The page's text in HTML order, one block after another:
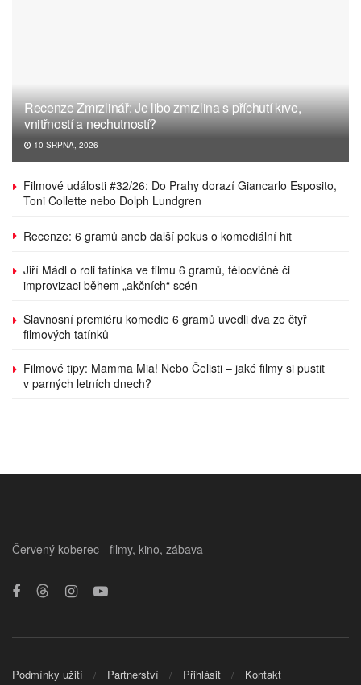
Recenze Zmrzlinář: Je libo zmrzlina s příchutí krve,
vnitřností a nechutností?
10 SRPNA, 2026
Filmové události #32/26: Do Prahy dorazí Giancarlo Esposito,
Toni Collette nebo Dolph Lundgren
Recenze: 6 gramů aneb další pokus o komediální hit
Jiří Mádl o roli tatínka ve filmu 6 gramů, tělocvičně či
improvizaci během „akčních“ scén
Slavnosní premiéru komedie 6 gramů uvedli dva ze čtyř
filmových tatínků
Filmové tipy: Mamma Mia! Nebo Čelisti – jaké filmy si pustit
v parných letních dnech?
Červený koberec - filmy, kino, zábava
Podmínky užití Partnerství Přihlásit Kontakt